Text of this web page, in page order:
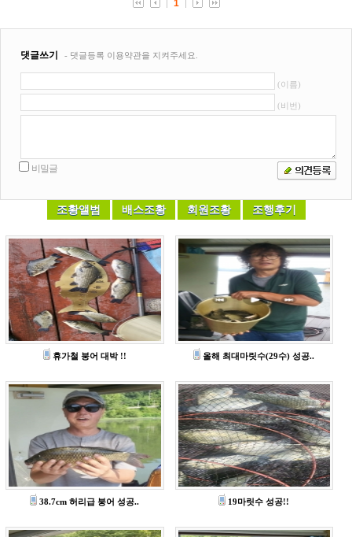
휴가철 붕어 대박 !! 올해 최대마릿수(29수) 성공..
38.7cm 허리급 붕어 성공.. 19마릿수 성공!!